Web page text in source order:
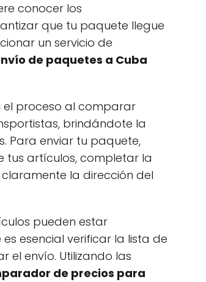
conocer los
que tu paquete llegue
un servicio de
de paquetes a Cuba
el proceso al comparar
brindándote la
Para enviar tu paquete,
artículos, completar la
la dirección del
pueden estar
esencial verificar la lista de
el envío. Utilizando las
de precios para